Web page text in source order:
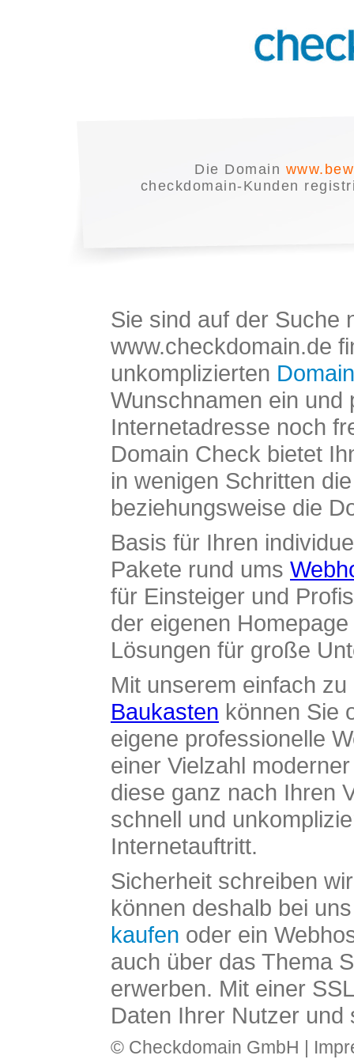
Die Domain
checkdomain-Kunden
Sie sind auf der Suche
www.checkdomain.de
unkomplizierten
Wunschnamen ein und
Internetadresse noch
Domain Check bietet
in wenigen Schritten
beziehungsweise die
Basis für Ihren
Pakete rund ums
für Einsteiger und
der eigenen
Lösungen für große
Mit unserem einfach
Baukasten können Sie
eigene professionelle
einer Vielzahl
diese ganz nach Ihren
schnell und
Internetauftritt.
Sicherheit schreiben
können deshalb bei
kaufen oder ein
auch über das Thema
erwerben. Mit einer
Daten Ihrer Nutzer und
© Checkdomain GmbH |